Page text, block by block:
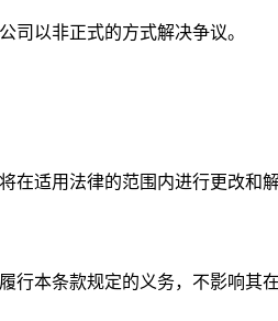
司以非正式的方式解决争议。
适用法律的范围内进行更改和
行本条款规定的义务，不影响